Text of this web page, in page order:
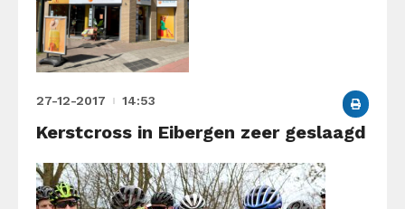
27-12-2017 14:53
Kerstcross in Eibergen zeer geslaagd